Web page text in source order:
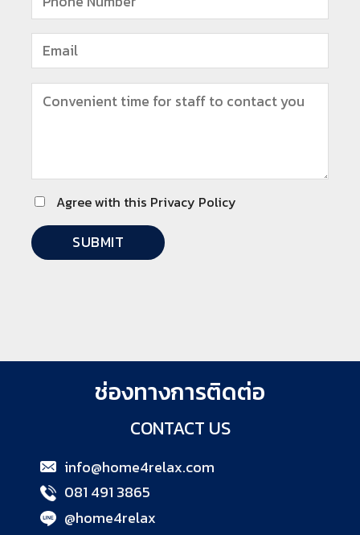
Agree with this Privacy Policy
ช่องทางการติดต่อ
CONTACT US
info@home4relax.com
081 491 3865
@home4relax